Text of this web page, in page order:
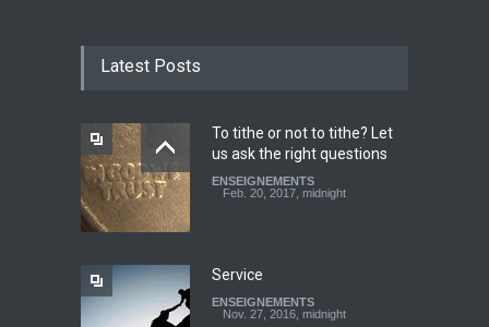
Youth worry about your
father's matter - Dokimos
Look at your neighbour with
Latest Posts
To tithe or not to tithe? Let
us ask the right questions
ENSEIGNEMENTS
Feb. 20, 2017, midnight
Service
ENSEIGNEMENTS
Nov. 27, 2016, midnight